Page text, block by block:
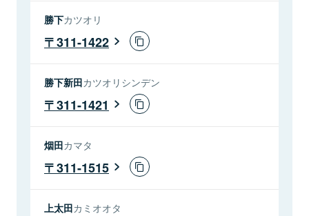
勝下カツオリ
311-1422
勝下新田カツオリシンデン
311-1421
烟田カマタ
311-1515
上太田カミオオタ